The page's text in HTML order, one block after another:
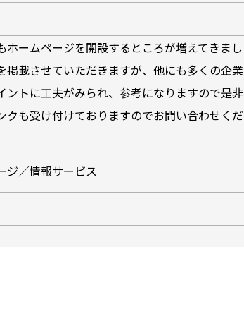
ームページを開設するところが増えてきまし
掲載させていただきますが、他にも多くの企業
トに工夫がみられ、参考になりますので是非
も受け付けておりますのでお問い合わせくだ
ジ／情報サービス